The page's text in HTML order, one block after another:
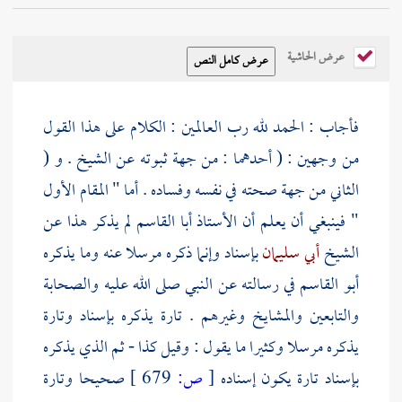
عرض الحاشية
فأجاب : الحمد لله رب العالمين : الكلام على هذا القول
من وجهين : ( أحدهما : من جهة ثبوته عن الشيخ . و (
الثاني من جهة صحته في نفسه وفساده . أما " المقام الأول
" فينبغي أن يعلم أن الأستاذأبا القاسم لم يذكر هذا عن
الشيخأبي سليمانبإسناد وإنما ذكره مرسلا عنه وما يذكره
أبو القاسمفي رسالته عن النبي صلى الله عليه والصحابة
والتابعين والمشايخ وغيرهم . تارة يذكره بإسناد وتارة
يذكره مرسلا وكثيرا ما يقول : وقيل كذا - ثم الذي يذكره
بإسناد تارة يكون إسناده [ص:
صحيحا وتارة